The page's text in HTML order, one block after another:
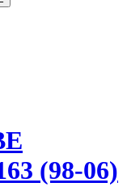
(98-06)